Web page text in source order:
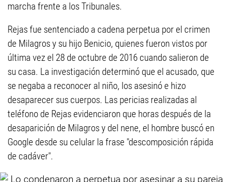
marcha frente a los Tribunales.
Rejas fue sentenciado a cadena perpetua por el crimen
de Milagros y su hijo Benicio, quienes fueron vistos por
última vez el 28 de octubre de 2016 cuando salieron de
su casa. La investigación determinó que el acusado, que
se negaba a reconocer al niño, los asesinó e hizo
desaparecer sus cuerpos. Las pericias realizadas al
teléfono de Rejas evidenciaron que horas después de la
desaparición de Milagros y del nene, el hombre buscó en
Google desde su celular la frase "descomposición rápida
de cadáver".